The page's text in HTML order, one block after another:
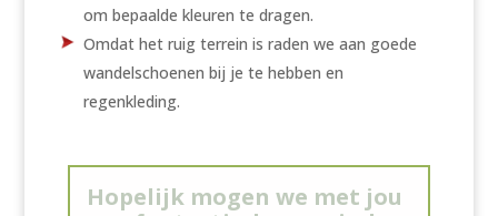
om bepaalde kleuren te dragen.
Omdat het ruig terrein is raden we aan goede
wandelschoenen bij je te hebben en
regenkleding.
Hopelijk mogen we met jou